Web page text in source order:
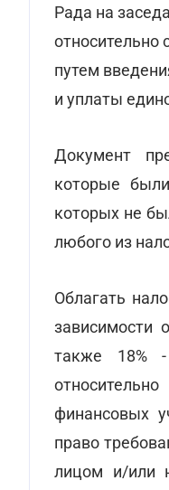
Рада на
относительно
путем
и уплаты
Документ
которые
которых не
любого из
Облагать
зависимости
также 18% -
финансовых
право
лицом и/или